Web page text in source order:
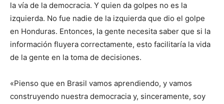
la vía de la democracia. Y quien da golpes no es la
izquierda. No fue nadie de la izquierda que dio el golpe
en Honduras. Entonces, la gente necesita saber que si la
información fluyera correctamente, esto facilitaría la vida
de la gente en la toma de decisiones.
«Pienso que en Brasil vamos aprendiendo, y vamos
construyendo nuestra democracia y, sinceramente, soy